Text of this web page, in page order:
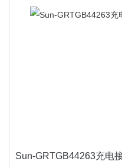
Sun-GRTGB44263充电